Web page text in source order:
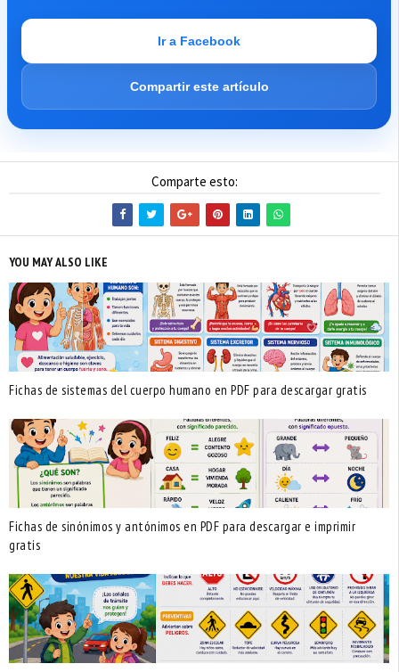
Ir a Facebook
Compartir este artículo
Comparte esto:
YOU MAY ALSO LIKE
Fichas de sistemas del cuerpo humano en PDF para descargar gratis
Fichas de sinónimos y antónimos en PDF para descargar e imprimir
gratis